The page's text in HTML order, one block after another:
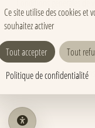
Accessibilité
Carnets pour événements
Carnets pros & formations
Ce site utilise des cookies et
souhaitez activer
Tout accepter Tout
Politique de confidentialité